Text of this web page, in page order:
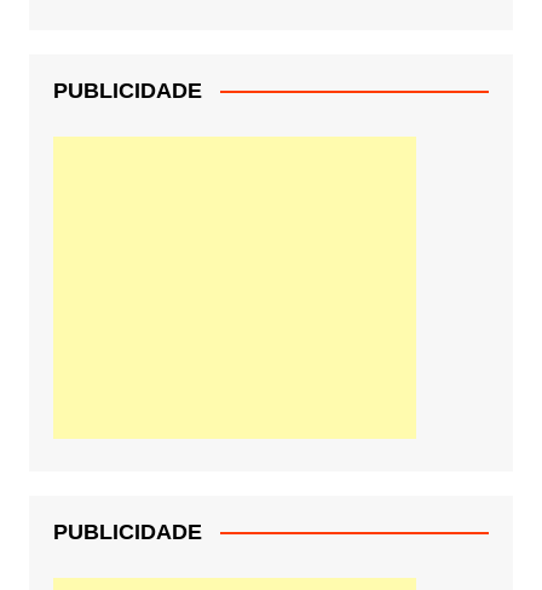
PUBLICIDADE
PUBLICIDADE